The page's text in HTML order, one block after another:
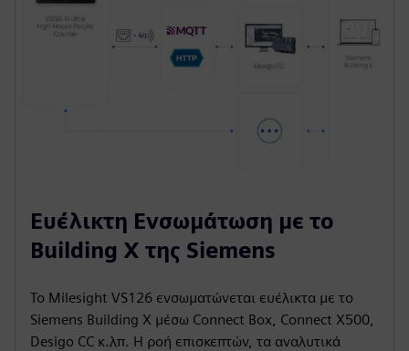
Ευέλικτη Ενσωμάτωση με το
Building X της Siemens
Το Milesight VS126 ενσωματώνεται ευέλικτα με το
Siemens Building X μέσω Connect Box, Connect X500,
Desigo CC κ.λπ. Η ροή επισκεπτών, τα αναλυτικά